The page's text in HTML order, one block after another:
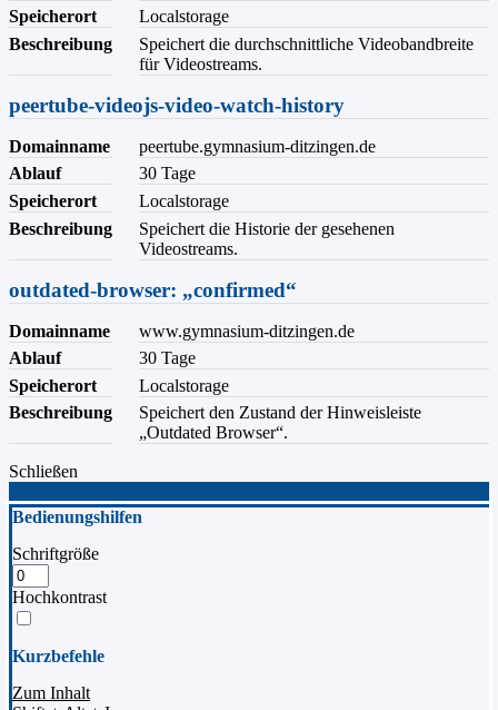
Speicherort
Localstorage
Beschreibung
Speichert die durchschnittliche Videobandbreite
für Videostreams.
peertube-videojs-video-watch-history
Domainname
peertube.gymnasium-ditzingen.de
Ablauf
30 Tage
Speicherort
Localstorage
Beschreibung
Speichert die Historie der gesehenen
Videostreams.
outdated-browser: „confirmed“
Domainname
www.gymnasium-ditzingen.de
Ablauf
30 Tage
Speicherort
Localstorage
Beschreibung
Speichert den Zustand der Hinweisleiste
„Outdated Browser“.
Schließen
Bedienungshilfen
Schriftgröße
Hochkontrast
Kurzbefehle
Zum Inhalt